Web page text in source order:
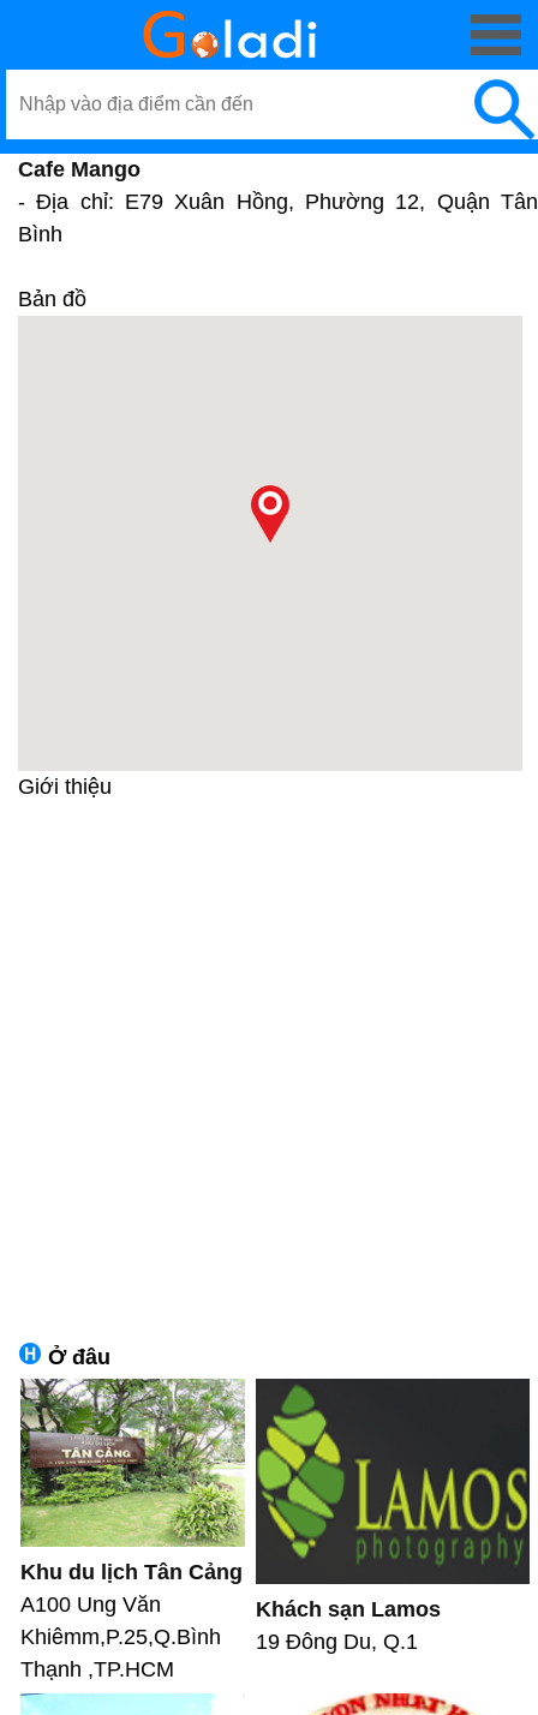
Cafe Mango
- Địa chỉ: E79 Xuân Hồng, Phường 12, Quận Tân
Bình
Bản đồ
Giới thiệu
Ở đâu
Khu du lịch Tân Cảng
A100 Ung Văn
Khiêmm,P.25,Q.Bình
Thạnh ,TP.HCM
Khách sạn Lamos
19 Đông Du, Q.1